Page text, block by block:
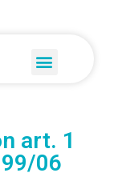
art. 1
06